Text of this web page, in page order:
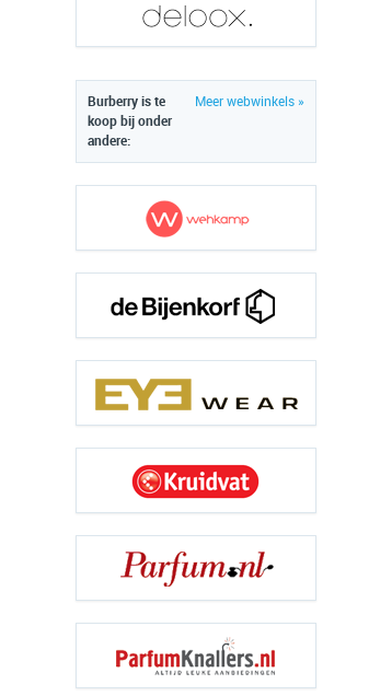
Meer webwinkels »
Burberry is te
koop bij onder
andere: